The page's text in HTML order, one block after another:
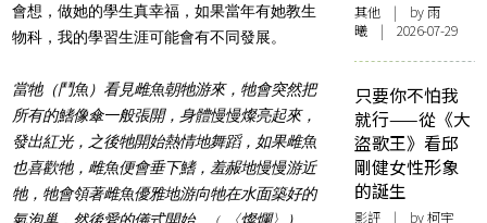
會想，做她的學生真幸福，如果當年有她教生
物科，我的學習生涯可能會有不同發展。
當牠（鬥魚）看見雌魚朝牠游來，牠會突然把
所有的鰭像傘一般張開，身體慢慢燦亮起來，
發出紅光，之後牠開始熱情地舞蹈，如果雌魚
也喜歡牠，雌魚便會垂下鰭，羞赧地慢慢游近
牠，牠會領著雌魚優雅地游向牠在水面築好的
其他 | by 雨
曦 | 2026-07-29
只要你不怕我
就行——從《大
盜歌王》看邱
剛健女性形象
的誕生
影評 | by 柯宇